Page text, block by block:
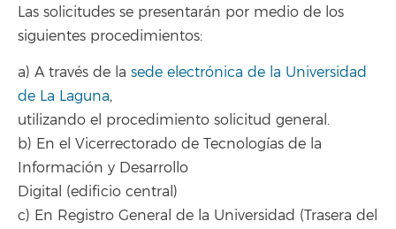
Las solicitudes se presentarán por medio de los
siguientes procedimientos:
a) A través de la sede electrónica de la Universidad
de La Laguna,
utilizando el procedimiento solicitud general.
b) En el Vicerrectorado de Tecnologías de la
Información y Desarrollo
Digital (edificio central)
c) En Registro General de la Universidad (Trasera del